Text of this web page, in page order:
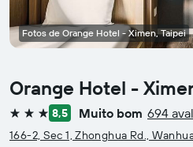
Orange Hotel -
3 estrelas8,5 Muito bom 694
166-2, Sec 1, Zhonghua Rd.,
Fotos de Orange Hotel - Ximen, Taipei